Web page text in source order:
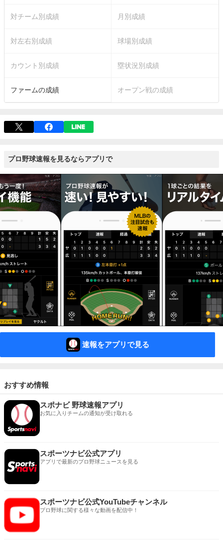
対チーム別成績 月別成績
対左右別成績 球場別成績
カウント別成績 塁状況別成績
ファームの成績 オープン戦の成績
プロ野球速報を見るならアプリで
速報をアプリで見る
おすすめ情報
スポナビ 野球速報アプリ
お気に入りチームの通知が受け取れる
スポーツナビ公式アプリ
アプリで最新のプロ野球ニュースを見る
スポーツナビ公式YouTubeチャンネル
プロ野球に関する様々な動画を配信中！